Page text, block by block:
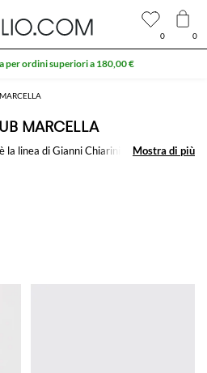
MARCELLA
è la linea diGianni Chiarini
nata dal
che si sentono naturali, spontanee e
Mostra di più
Mostra di più
0 0
per ordini superiori a 180,00 €